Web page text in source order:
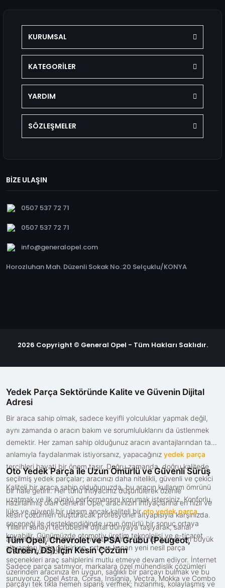
KURUMSAL
KATEGORİLER
YARDIM
SÖZLEŞMELER
BİZE ULAŞIN
0507 537 72 71
0507 537 72 71
info@generalopel.com
Horozluhan Mah. Düzenli Sokak No.:20 Selçuklu/KONYA
2026 Copyright © General Opel - Tüm Hakları Saklıdır.
Yedek Parça Sektöründe Kalite ve Güvenin Dijital
Adresi
Bir araca sahip olmak, sadece keyifli yolculuklar yapmak değil,
aynı zamanda o aracın bakım ve sorumluluklarını da üstlenmek
demektir. Her zaman sahip olduğunuz aracın avantajlarından tam
anlamıyla faydalanmak istiyorsanız, yapacağınız yedek parça
tercihleri hayati bir önem taşır. Doğru zamanda, doğru kalitede
seçilmiş yedek parçalar; aracınızı daha nitelikli, güvenli ve çekici
bir hale getirir. Her türlü ihtiyacınız düşünülerek özenle
hazırlanmış olan General Opel, aracınızın ihtiyaçlarına en hızlı ve
kesin çözümleri oluşturacak profesyonel altyapısıyla karşınızda.
Yılların sanayi tecrübesini dijital dünyaya taşıyarak, sanal
alışverişte güven arayan müşterilerimiz için her zaman en büyük
fırsatları sunuyoruz.
Oto Yedek Parça ile Uzun Ömürlü ve Güvenli Sürüş
Kaliteli bir araca sahip olduğunuzda, bu aracın kullanım ömrünü
uzatmak ve ilk günkü performansını korumak istersiniz. Konforlu,
lüks ve güvenli bir ulaşım ancak kaliteli biroto yedek parça
seçeneği ile desteklendiğinde uzun ömürlü bir sonuç ortaya
koyabilir. Günümüzde otomotiv üretim teknolojisi ve e-ticaret
altyapıları hızla gelişirken, ortaya konan yeni nesil parça
seçenekleri araç sahiplerini mutlu etmeye devam ediyor. İnternet
üzerinden aracınıza en uygun, sağlıklı bir parçayı bulmak ve bu
parçayı tek tıkla hemen sipariş vermek; hızlanmış, kolaylaşmış ve
Tüm Opel, Chevrolet ve PSA Grubu (Peugeot,
Citroën, DS) İçin Kesin Çözüm
Sadece parça satmıyor, markalara özel mühendislik çözümleri
sunuyoruz. Opel Astra, Corsa, Insignia, Vectra, Mokka ve Combo